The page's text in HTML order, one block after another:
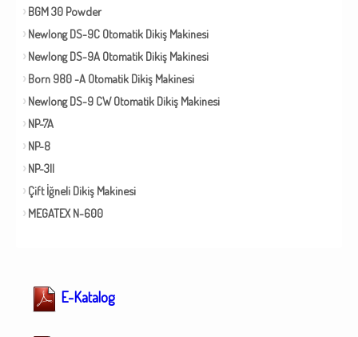
BGM 30 Powder
Newlong DS-9C Otomatik Dikiş Makinesi
Newlong DS-9A Otomatik Dikiş Makinesi
Born 980 -A Otomatik Dikiş Makinesi
Newlong DS-9 CW Otomatik Dikiş Makinesi
NP-7A
NP-8
NP-3II
Çift İğneli Dikiş Makinesi
MEGATEX N-600
E-Katalog